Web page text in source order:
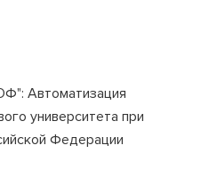
Автоматизация
университета при
Федерации